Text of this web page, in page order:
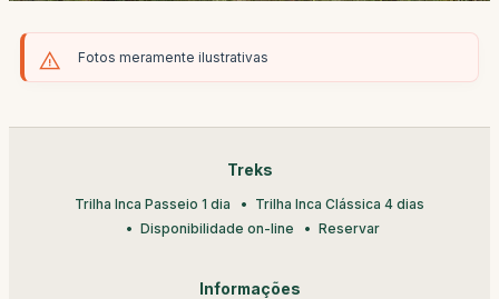
Fotos meramente ilustrativas
Treks
Trilha Inca Passeio 1 dia
Trilha Inca Clássica 4 dias
Disponibilidade on-line
Reservar
Informações